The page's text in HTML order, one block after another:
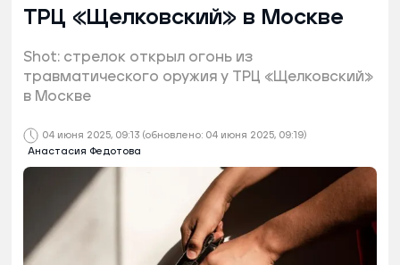
04 июня 2025, 09:13 (обновлено: 04 июня 2025, 09:19)
Анастасия Федотова
ТРЦ «Щелковский» в Москве
Shot: стрелок открыл огонь из
травматического оружия у ТРЦ «Щелковский»
в Москве